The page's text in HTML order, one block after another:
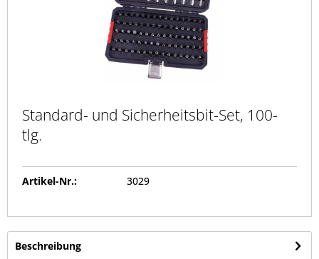
Standard- und Sicherheitsbit-Set, 100-
tlg.
Artikel-Nr.: 3029
Beschreibung